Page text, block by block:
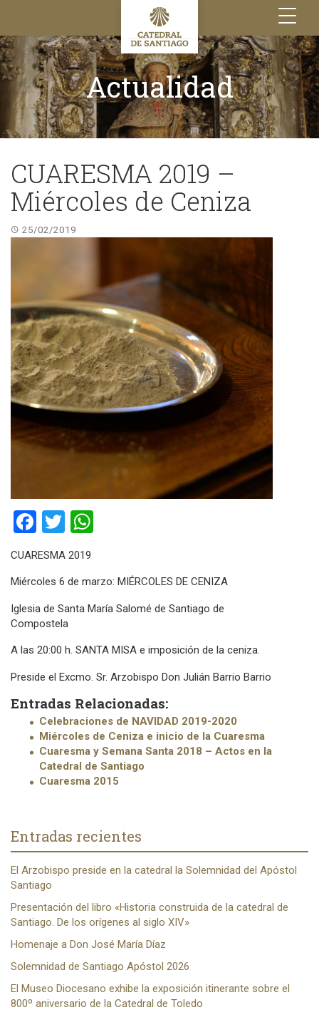
Toggle
navigation
Actualidad
CUARESMA 2019 –
Miércoles de Ceniza
25/02/2019
Facebook
Twitter
CUARESMA 2019
Miércoles 6 de marzo: MIÉRCOLES DE CENIZA
Iglesia de Santa María Salomé de Santiago de
Compostela
A las 20:00 h. SANTA MISA e imposición de la ceniza.
Preside el Excmo. Sr. Arzobispo Don Julián Barrio Barrio
Entradas Relacionadas:
Celebraciones de NAVIDAD 2019-2020
Miércoles de Ceniza e inicio de la Cuaresma
Cuaresma y Semana Santa 2018 – Actos en la
Catedral de Santiago
Cuaresma 2015
Entradas recientes
El Arzobispo preside en la catedral la Solemnidad del Apóstol
Santiago
Presentación del libro «Historia construida de la catedral de
Santiago. De los orígenes al siglo XIV»
Homenaje a Don José María Díaz
Solemnidad de Santiago Apóstol 2026
El Museo Diocesano exhibe la exposición itinerante sobre el
800º aniversario de la Catedral de Toledo